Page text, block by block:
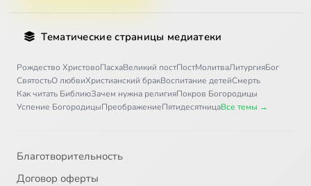
Тематические страницы медиатеки
Рождество ХристовоПасхаВеликий постПостМолитваЛитургияБог
СвятостьО любвиХристианский бракВоспитание детейСмерть
Как читать БиблиюЗачем нужна религияПокров Богородицы
Успение БогородицыПреображениеПятидесятницаВсе темы →
Благотворительность
Договор оферты